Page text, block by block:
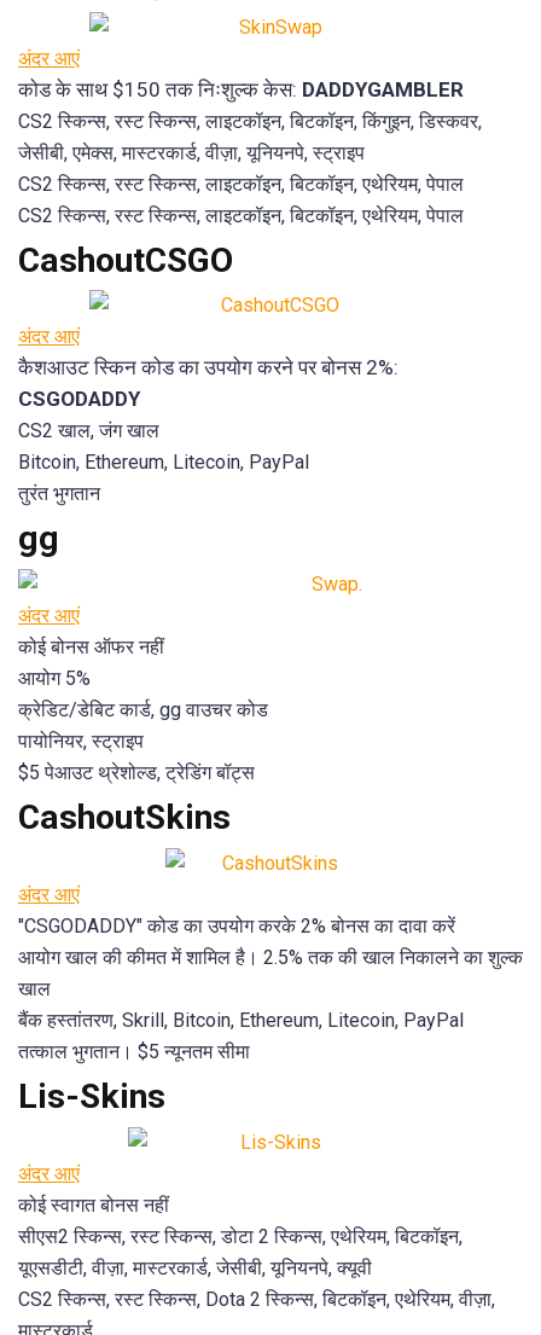
अंदर आएं
कोड के साथ $150 तक निःशुल्क केस: DADDYGAMBLER
CS2 स्किन्स, रस्ट स्किन्स, लाइटकॉइन, बिटकॉइन, किंगुइन, डिस्कवर,
जेसीबी, एमेक्स, मास्टरकार्ड, वीज़ा, यूनियनपे, स्ट्राइप
CS2 स्किन्स, रस्ट स्किन्स, लाइटकॉइन, बिटकॉइन, एथेरियम, पेपाल
CS2 स्किन्स, रस्ट स्किन्स, लाइटकॉइन, बिटकॉइन, एथेरियम, पेपाल
CashoutCSGO
अंदर आएं
कैशआउट स्किन कोड का उपयोग करने पर बोनस 2%:
CSGODADDY
CS2 खाल, जंग खाल
Bitcoin, Ethereum, Litecoin, PayPal
तुरंत भुगतान
gg
अंदर आएं
कोई बोनस ऑफर नहीं
आयोग 5%
क्रेडिट/डेबिट कार्ड, gg वाउचर कोड
पायोनियर, स्ट्राइप
$5 पेआउट थ्रेशोल्ड, ट्रेडिंग बॉट्स
CashoutSkins
अंदर आएं
"CSGODADDY" कोड का उपयोग करके 2% बोनस का दावा करें
आयोग खाल की कीमत में शामिल है। 2.5% तक की खाल निकालने का शुल्क
खाल
बैंक हस्तांतरण, Skrill, Bitcoin, Ethereum, Litecoin, PayPal
तत्काल भुगतान। $5 न्यूनतम सीमा
Lis-Skins
अंदर आएं
कोई स्वागत बोनस नहीं
सीएस2 स्किन्स, रस्ट स्किन्स, डोटा 2 स्किन्स, एथेरियम, बिटकॉइन,
यूएसडीटी, वीज़ा, मास्टरकार्ड, जेसीबी, यूनियनपे, क्यूवी
CS2 स्किन्स, रस्ट स्किन्स, Dota 2 स्किन्स, बिटकॉइन, एथेरियम, वीज़ा,
मास्टरकार्ड